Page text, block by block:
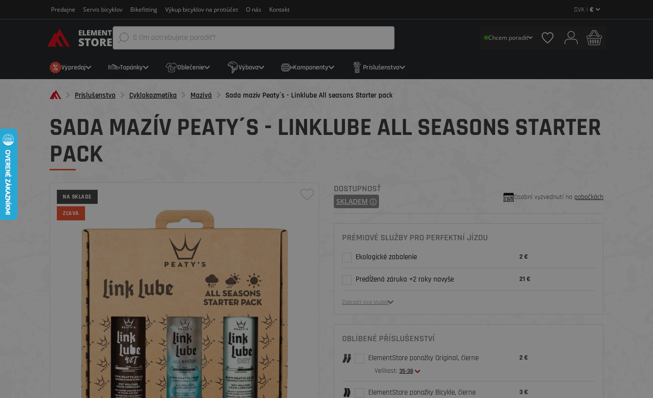
Predajne Servis bicyklov Bikefitting Výkup bicyklov na protiúčet O nás Kontakt SVK | €
Chcem poradiť
Výpredaj Topánky Oblečenie Výbava Komponenty Príslušenstvo
Príslušenstvo Cyklokozmetika Mazivá Sada mazív Peaty´s - Linklube All seasons Starter pack
SADA MAZÍV PEATY´S - LINKLUBE ALL SEASONS STARTER
PACK
NA SKLADE
ZĽAVA
DOSTUPNOSŤ
SKLADEM Osobní vyzvednutí na pobočkách
PRÉMIOVÉ SLUŽBY PRO PERFEKTNÍ JÍZDU
Ekologické zabalenie 2 €
Predĺžená záruka +2 roky navyše 21 €
Zobrazit více služeb
OBLÍBENÉ PŘÍSLUŠENSTVÍ
ElementStore ponožky Original, čierne
Velikost: 35-38
2 €
ElementStore ponožky Bicykle, čierne 3 €